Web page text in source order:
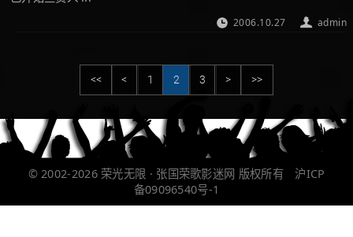
admin
2006.10.27
<< < 1 2 3 > >>
© 2002-2026 荣光无限 · 张国荣歌影迷网 版权所有
沪ICP
备09096540号-1